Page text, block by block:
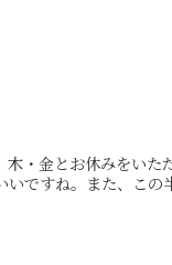
・金とお休みをいた
ですね。また、この